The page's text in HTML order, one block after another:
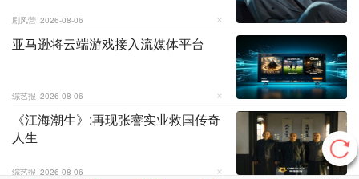
剧风营 2026-08-06
亚马逊将云端游戏接入流媒体平台
综艺报 2026-08-06
《江海潮生》:再现张謇实业救国传奇
人生
综艺报 2026-08-06